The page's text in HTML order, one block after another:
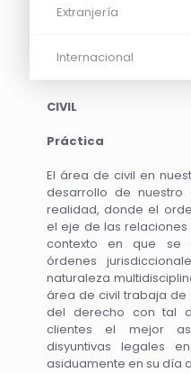
Extranjería
Internacional
CIVIL
Práctica
El área de civil en
desarrollo de
realidad, donde el
el eje de las
contexto en que se
órdenes
naturaleza
área de civil trabaja de
del derecho con tal
clientes el mejor
disyuntivas legales
asiduamente en su día